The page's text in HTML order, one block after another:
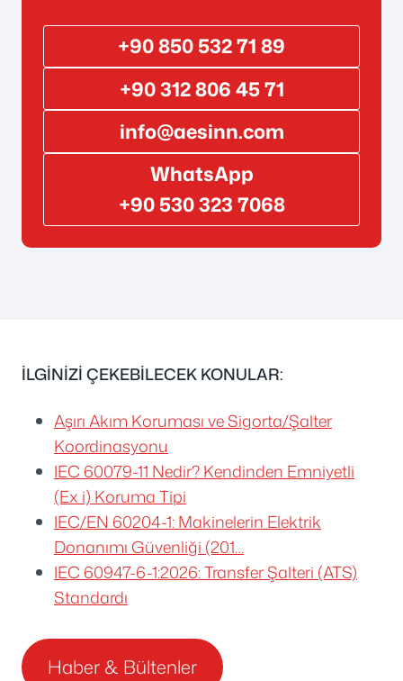
+90 850 532 71 89
+90 312 806 45 71
info@aesinn.com
WhatsApp
+90 530 323 7068
İLGİNİZİ ÇEKEBİLECEK KONULAR:
Aşırı Akım Koruması ve Sigorta/Şalter
Koordinasyonu
IEC 60079-11 Nedir? Kendinden Emniyetli
(Ex i) Koruma Tipi
IEC/EN 60204-1: Makinelerin Elektrik
Donanımı Güvenliği (201…
IEC 60947-6-1:2026: Transfer Şalteri (ATS)
Standardı
Haber & Bültenler